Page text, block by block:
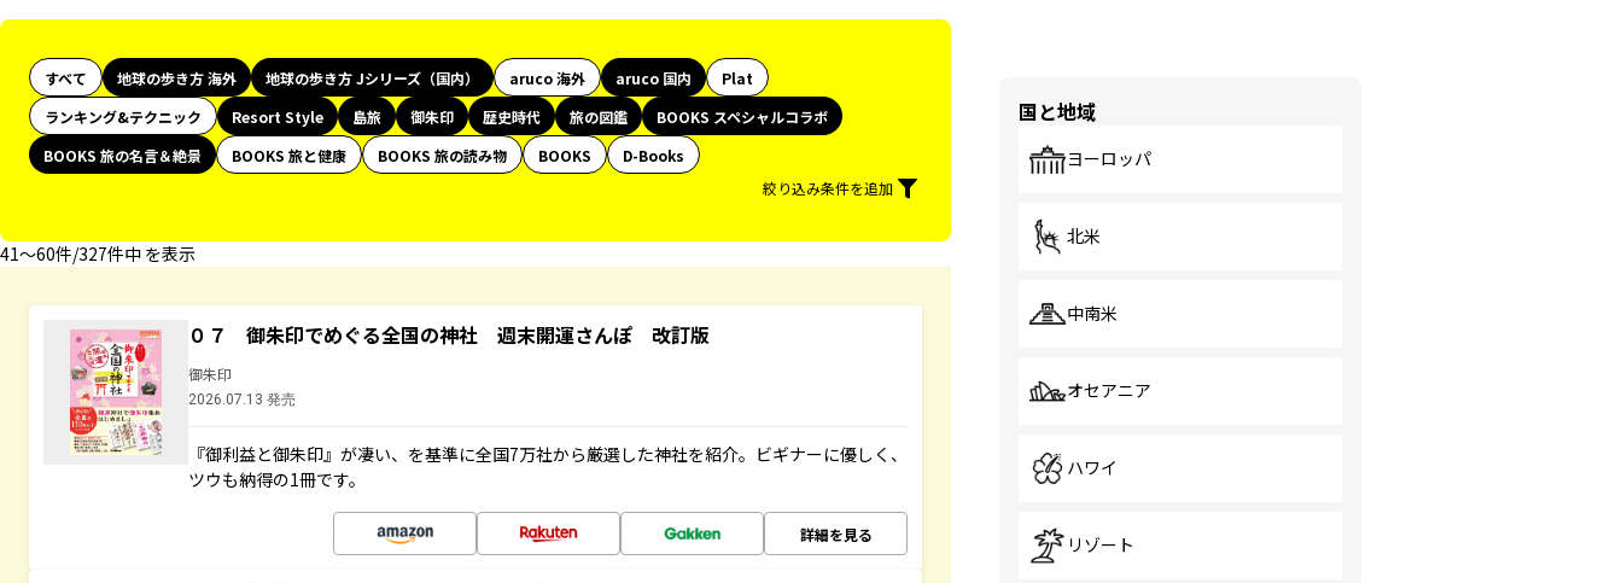
すべて 地球の歩き方 海外 地球の歩き方 Jシリーズ（国内） aruco 海外 aruco 国内
Plat
ランキング&テクニック
Resort Style 島旅 御朱印 歴史時代 旅の図鑑
BOOKS スペシャルコラボ
BOOKS 旅の名言＆絶景
BOOKS 旅と健康 BOOKS 旅の読み物 BOOKS
D-Books
絞り込み条件を追加
41〜60件/327件中 を表示
０７ 御朱印でめぐる全国の神社 週末開運さんぽ 改訂版
御朱印
2026.07.13 発売
『御利益と御朱印』が凄い、を基準に全国7万社から厳選した神社を紹介。ビギナーに優しく、
ツウも納得の1冊です。
詳細を見る
国と地域
ヨーロッパ
北米
中南米
オセアニア
ハワイ
リゾート